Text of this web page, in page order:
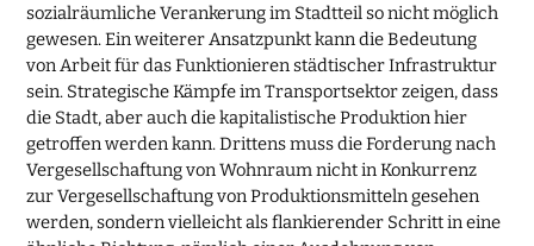
sozialräumliche Verankerung im Stadtteil so nicht möglich
gewesen. Ein weiterer Ansatzpunkt kann die Bedeutung
von Arbeit für das Funktionieren städtischer Infrastruktur
sein. Strategische Kämpfe im Transportsektor zeigen, dass
die Stadt, aber auch die kapitalistische Produktion hier
getroffen werden kann. Drittens muss die Forderung nach
Vergesellschaftung von Wohnraum nicht in Konkurrenz
zur Vergesellschaftung von Produktionsmitteln gesehen
werden, sondern vielleicht als flankierender Schritt in eine